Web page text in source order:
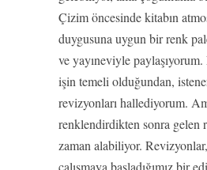
Çizim öncesinde kitabın
duygusuna uygun bir renk
ve yayıneviyle paylaşıyorum.
işin temeli olduğundan,
revizyonları hallediyorum.
renklendirdikten sonra gelen
zaman alabiliyor.
çalışmaya başladığımız bir